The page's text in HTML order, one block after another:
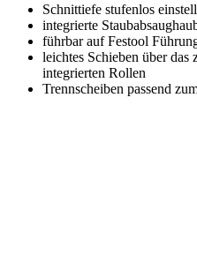
Schnittiefe stufenlos
integrierte
führbar auf Festool
leichtes Schieben über das
integrierten Rollen
Trennscheiben passend